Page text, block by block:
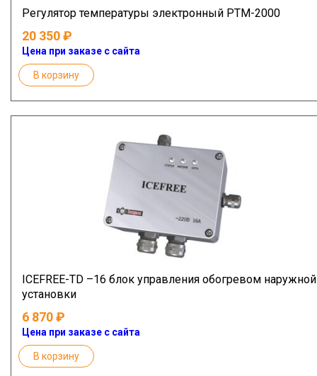
Регулятор температуры электронный РТМ-2000
20 350
Цена при заказе с сайта
В корзину
ICEFREE-TD –16 блок управления обогревом наружной
установки
6 870
Цена при заказе с сайта
В корзину